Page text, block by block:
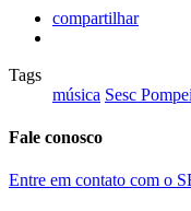
compartilhar
Tags
música Sesc
Fale conosco
Entre em contato com o